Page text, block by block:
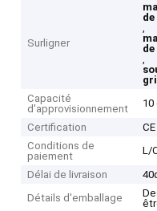
Surligner
,
,
Capacité
d'approvisionnement
Certification
Conditions de
paiement
L/
Délai de livraison
Détails d'emballage